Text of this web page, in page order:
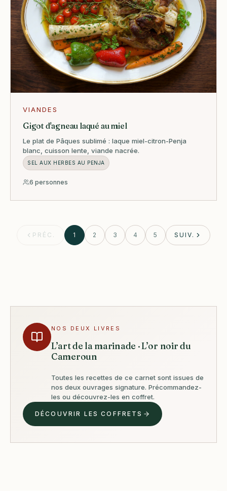
VIANDES
Gigot d'agneau laqué au miel
Le plat de Pâques sublimé : laque miel-citron-Penja
blanc, cuisson lente, viande nacrée.
SEL AUX HERBES AU PENJA
6 personnes
PRÉC. 1 2 3 4 5 SUIV.
NOS DEUX LIVRES
L’art de la marinade · L’or noir du
Cameroun
Toutes les recettes de ce carnet sont issues de
nos deux ouvrages signature. Précommandez-
les ou découvrez-les en coffret.
DÉCOUVRIR LES COFFRETS